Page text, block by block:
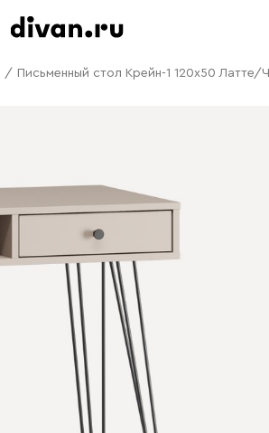
/ Письменный стол Крейн-1 120x50 Латте/